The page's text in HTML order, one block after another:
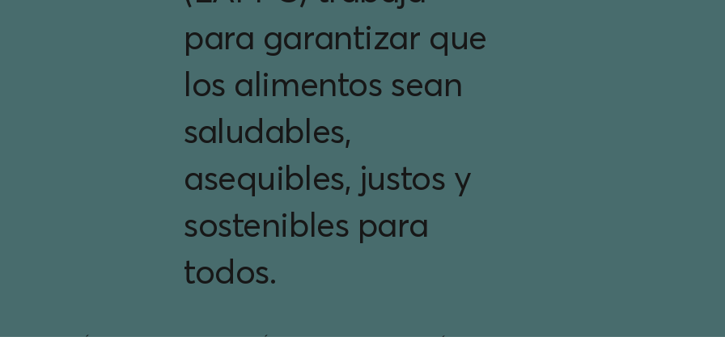
para garantizar que
los alimentos sean
saludables,
asequibles, justos y
sostenibles para
todos.
SUSCRÍBETE A NUESTRO BOLETÍN
PROGRAMAS